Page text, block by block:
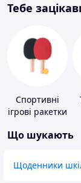
Тебе
Спортивні
ігрові ракетки
Що шукають
Щоденники